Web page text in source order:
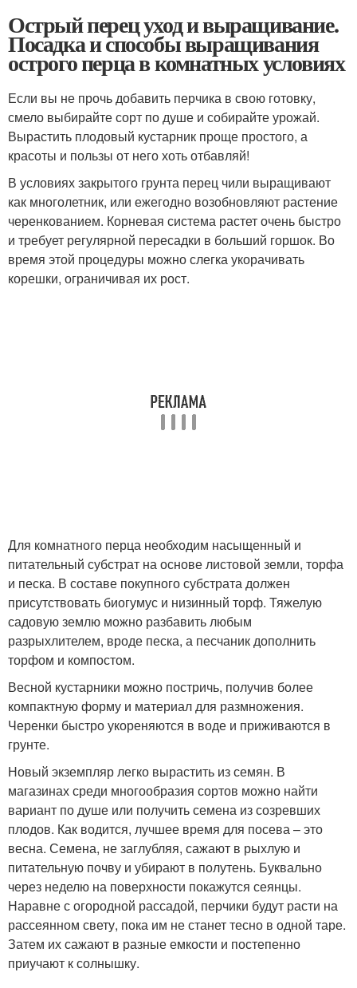
Острый перец уход и выращивание.
Посадка и способы выращивания
острого перца в комнатных условиях
Если вы не прочь добавить перчика в свою готовку,
смело выбирайте сорт по душе и собирайте урожай.
Вырастить плодовый кустарник проще простого, а
красоты и пользы от него хоть отбавляй!
В условиях закрытого грунта перец чили выращивают
как многолетник, или ежегодно возобновляют растение
черенкованием. Корневая система растет очень быстро
и требует регулярной пересадки в больший горшок. Во
время этой процедуры можно слегка укорачивать
корешки, ограничивая их рост.
Для комнатного перца необходим насыщенный и
питательный субстрат на основе листовой земли, торфа
и песка. В составе покупного субстрата должен
присутствовать биогумус и низинный торф. Тяжелую
садовую землю можно разбавить любым
разрыхлителем, вроде песка, а песчаник дополнить
торфом и компостом.
Весной кустарники можно постричь, получив более
компактную форму и материал для размножения.
Черенки быстро укореняются в воде и приживаются в
грунте.
Новый экземпляр легко вырастить из семян. В
магазинах среди многообразия сортов можно найти
вариант по душе или получить семена из созревших
плодов. Как водится, лучшее время для посева – это
весна. Семена, не заглубляя, сажают в рыхлую и
питательную почву и убирают в полутень. Буквально
через неделю на поверхности покажутся сеянцы.
Наравне с огородной рассадой, перчики будут расти на
рассеянном свету, пока им не станет тесно в одной таре.
Затем их сажают в разные емкости и постепенно
приучают к солнышку.